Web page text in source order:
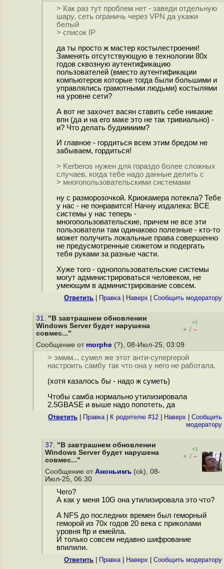
> Как раз тут проблем нет - заведи отдельную
шару, сеть ограничь через VPN да укажи
белый
> список IP
да ты просто ж мастер костылестроения!
Заменять отсутствующую в технологии 80х
годов сквозную аутентификацию
пользователей (вместо аутентификации
компьютеров которые тогда были большими и
управлялись грамотными людьми) костылями
на уровне сети?
А вот не захочет васян ставить себе никакие
впн (да и на его маке это не так тривиально) -
и? Что делать будииииим?
И главное - гордиться всем этим бредом не
забываем, гордиться!
> Kerberos нужен для гораздо более сложных
случаев, когда тебе надо данные делить с
> многопользовательскими системами
ну с разморозочкой. Криокамера потекла? Тебе
у нас - не понравится! Начну издалека: ВСЕ
системы у нас теперь -
многопользовательские, причем не все эти
пользователи там одинаково полезные - кто-то
может получить локальные права совершенно
не предусмотренные сюжетом и подергать
тебя руками за разные части.
Хуже того - однопользовательские системы
могут администрироваться человеком, не
умеющим в администрирование совсем.
Ответить Правка| Наверх Cообщить модератору
31. "В завтрашнем обновлении
Windows Server будет нарушена
совмес..."
+1
+ / –
Сообщение от morphe (?), 08-Июл-25, 03:09
> эммм... сумел же этот анти-супергерой
настроить самбу так что она у него не работала.
(хотя казалось бы - надо ж суметь)
Чтобы самба нормально утилизировала
2.5GBASE и выше надо попотеть, да
Ответить Правка| К родителю #12 Наверх
Cообщить
модератору
37. "В завтрашнем обновлении
Windows Server будет нарушена
совмес..."
+2
+ / –
Сообщение от Аноньимъ (ok), 08-
Июл-25, 06:30
Чего?
А как у меня 10G она утилизировала это что?
А NFS до последних времен был геморный
геморой из 70х годов 20 века с приколами
уровня ftp и емейла.
И только совсем недавно шифрование
впилили.
Ответить Правка| Наверх Cообщить модератору